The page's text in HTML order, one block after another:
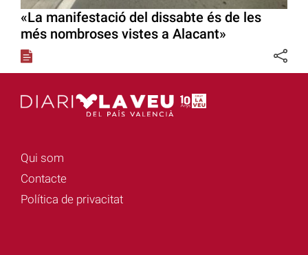
«La manifestació del dissabte és de les
més nombroses vistes a Alacant»
Qui som
Contacte
Política de privacitat